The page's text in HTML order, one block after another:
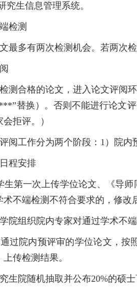
究生信息管理系统。
检测
最多有两次检测机会。若两次
测合格的论文，进入论文评阅
替换）。否则不能进行论文
拒评。）
阅工作分为两个阶段： 1）院内
程安排
生第一次上传学位论文、《导
术不端检测不符合要求的，修
院组织院内专家对通过学术不
过院内预评审的学位论文，
传检测结果。
生院随机抽取并公布20%的硕